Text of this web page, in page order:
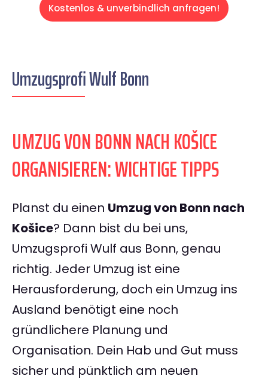
Kostenlos & unverbindlich anfragen!
Umzugsprofi Wulf Bonn
UMZUG VON BONN NACH KOŠICE
ORGANISIEREN: WICHTIGE TIPPS
Planst du einen Umzug von Bonn nach
Košice? Dann bist du bei uns,
Umzugsprofi Wulf aus Bonn, genau
richtig. Jeder Umzug ist eine
Herausforderung, doch ein Umzug ins
Ausland benötigt eine noch
gründlichere Planung und
Organisation. Dein Hab und Gut muss
sicher und pünktlich am neuen